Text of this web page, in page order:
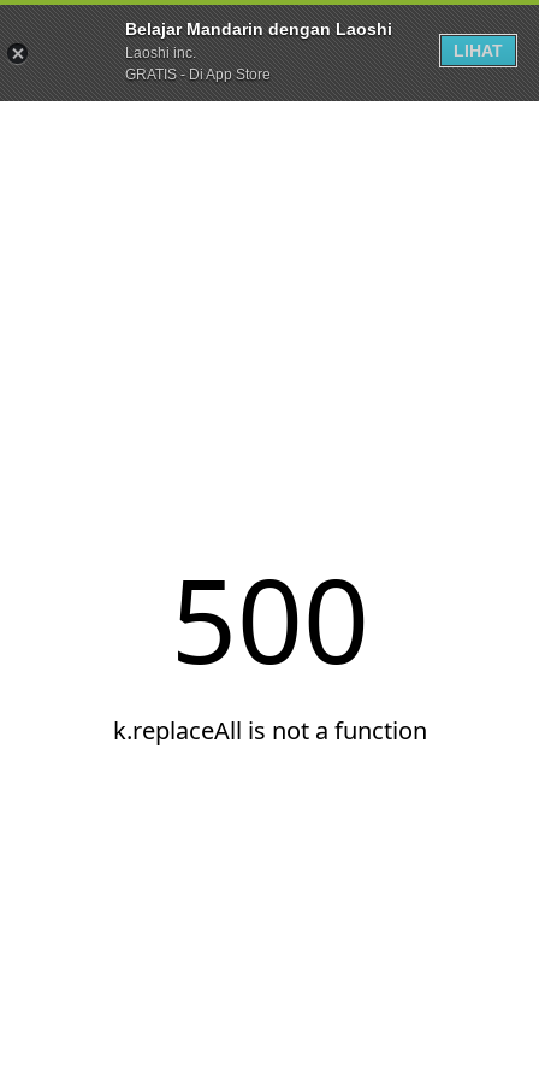
Belajar Mandarin dengan Laoshi
Laoshi inc.
GRATIS - Di App Store
LIHAT
500
k.replaceAll is not a function